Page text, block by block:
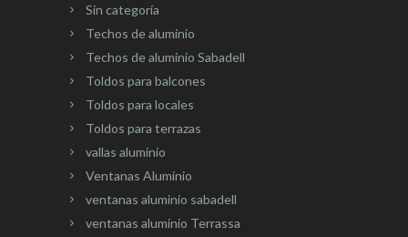
Sin categoría
Techos de aluminio
Techos de aluminio Sabadell
Toldos para balcones
Toldos para locales
Toldos para terrazas
vallas aluminio
Ventanas Aluminio
ventanas aluminio sabadell
ventanas aluminio Terrassa